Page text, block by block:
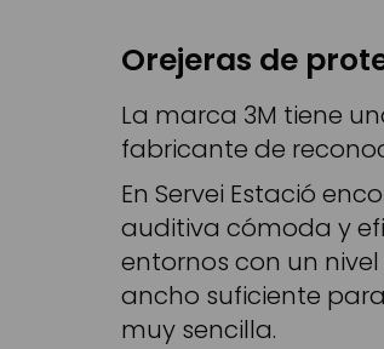
Orejeras de
La marca 3M tiene
fabricante de
En Servei Estació
auditiva cómoda y
entornos con un
ancho suficiente
muy sencilla.